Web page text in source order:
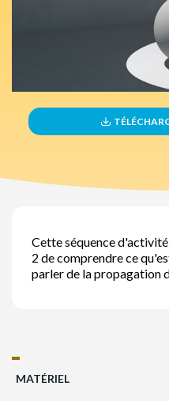
Cette séquence
2 de comprendre ce
parler de la propagation
MATÉRIEL